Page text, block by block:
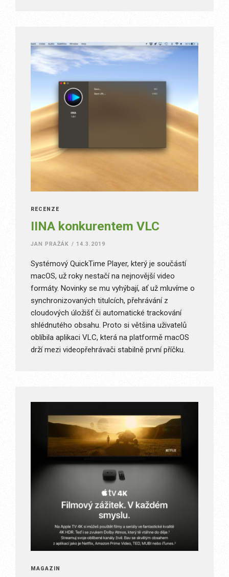
RECENZE
IINA konkurentem VLC
JAN PRAŽÁK / 14.3.2019
Systémový QuickTime Player, který je součástí
macOS, už roky nestačí na nejnovější video
formáty. Novinky se mu vyhýbají, ať už mluvíme o
synchronizovaných titulcích, přehrávání z
cloudových úložišť či automatické trackování
shlédnutého obsahu. Proto si většina uživatelů
oblíbila aplikaci VLC, která na platformě macOS
drží mezi videopřehrávači stabilně první příčku.
MAGAZÍN